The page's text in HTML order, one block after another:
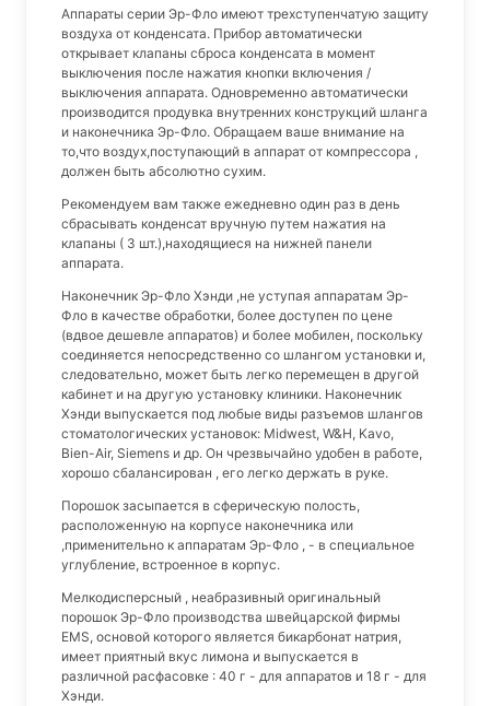
Аппараты серии Эр-Фло имеют трехступенчатую защиту
воздуха от конденсата. Прибор автоматически
открывает клапаны сброса конденсата в момент
выключения после нажатия кнопки включения /
выключения аппарата. Одновременно автоматически
производится продувка внутренних конструкций шланга
и наконечника Эр-Фло. Обращаем ваше внимание на
то,что воздух,поступающий в аппарат от компрессора ,
должен быть абсолютно сухим.
Рекомендуем вам также ежедневно один раз в день
сбрасывать конденсат вручную путем нажатия на
клапаны ( 3 шт.),находящиеся на нижней панели
аппарата.
Наконечник Эр-Фло Хэнди ,не уступая аппаратам Эр-
Фло в качестве обработки, более доступен по цене
(вдвое дешевле аппаратов) и более мобилен, поскольку
соединяется непосредственно со шлангом установки и,
следовательно, может быть легко перемещен в другой
кабинет и на другую установку клиники. Наконечник
Хэнди выпускается под любые виды разъемов шлангов
стоматологических установок: Midwest, W&H, Kavo,
Bien-Air, Siemens и др. Он чрезвычайно удобен в работе,
хорошо сбалансирован , его легко держать в руке.
Порошок засыпается в сферическую полость,
расположенную на корпусе наконечника или
,применительно к аппаратам Эр-Фло , - в специальное
углубление, встроенное в корпус.
Мелкодисперсный , неабразивный оригинальный
порошок Эр-Фло производства швейцарской фирмы
EMS, основой которого является бикарбонат натрия,
имеет приятный вкус лимона и выпускается в
различной расфасовке : 40 г - для аппаратов и 18 г - для
Хэнди.